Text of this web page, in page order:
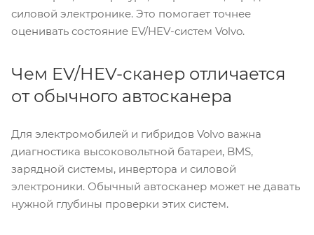
силовой электронике. Это помогает точнее
оценивать состояние EV/HEV-систем Volvo.
Чем EV/HEV-сканер отличается
от обычного автосканера
Для электромобилей и гибридов Volvo важна
диагностика высоковольтной батареи, BMS,
зарядной системы, инвертора и силовой
электроники. Обычный автосканер может не давать
нужной глубины проверки этих систем.